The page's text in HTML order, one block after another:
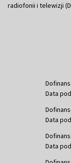
radiofonii i telewizji
Data
Data
Data